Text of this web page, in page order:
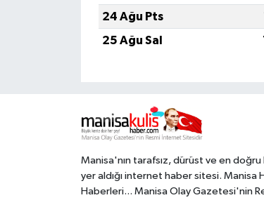
24 Ağu Pts
25 Ağu Sal
Manisa'nın tarafsız, dürüst ve en
yer aldığı internet haber sitesi. Manisa
Haberleri... Manisa Olay Gazetesi'nin